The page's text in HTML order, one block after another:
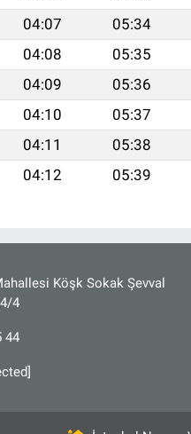
04:07 05:34
04:08 05:35
04:09 05:36
04:10 05:37
04:11 05:38
04:12 05:39
Köşk Sokak Şevval
4
44